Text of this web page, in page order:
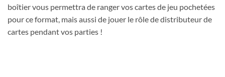
boîtier vous permettra de ranger vos cartes de jeu pochetées
pour ce format, mais aussi de jouer le rôle de distributeur de
cartes pendant vos parties !